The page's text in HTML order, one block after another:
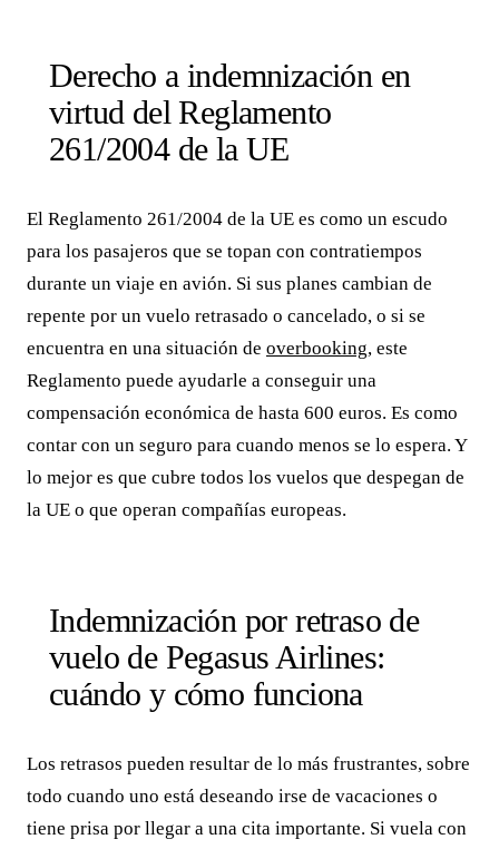
Derecho a indemnización en
virtud del Reglamento
261/2004 de la UE
El Reglamento 261/2004 de la UE es como un escudo
para los pasajeros que se topan con contratiempos
durante un viaje en avión. Si sus planes cambian de
repente por un vuelo retrasado o cancelado, o si se
encuentra en una situación de overbooking, este
Reglamento puede ayudarle a conseguir una
compensación económica de hasta 600 euros. Es como
contar con un seguro para cuando menos se lo espera. Y
lo mejor es que cubre todos los vuelos que despegan de
la UE o que operan compañías europeas.
Indemnización por retraso de
vuelo de Pegasus Airlines:
cuándo y cómo funciona
Los retrasos pueden resultar de lo más frustrantes, sobre
todo cuando uno está deseando irse de vacaciones o
tiene prisa por llegar a una cita importante. Si vuela con